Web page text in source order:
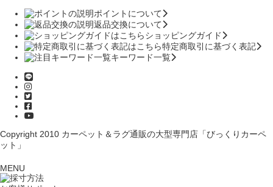
ポイントについて
返品交換について
ショッピングガイド
特定商取引に基づく表記
キーワード一覧
Copyright 2010 カーペット＆ラグ通販の大型専門店「びっくりカーペ
ット」
MENU